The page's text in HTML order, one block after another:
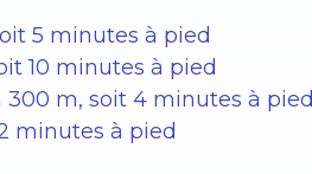
5 minutes à pied
10 minutes à pied
300 m, soit 4 minutes à pied
minutes à pied